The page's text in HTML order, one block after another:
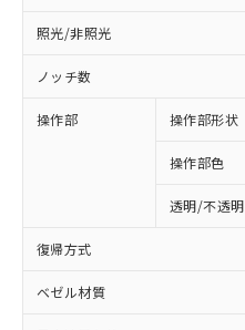
照光/非照光
ノッチ数
操作部 操作部形状
操作部色
透明/不透明
復帰方式
ベゼル材質